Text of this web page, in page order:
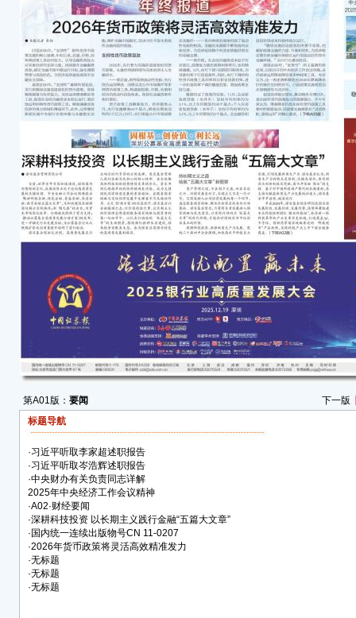
第A01版： 要闻
下一版
标题导航
·习近平听取李家超述职报告
·习近平听取岑浩辉述职报告
·中央财办有关负责同志详解
2025年中央经济工作会议精神
·A02·财经要闻
·深耕科技投资 以长期主义践行金融“五篇大文章”
· 国内统一连续出版物号CN 11-0207
·2026年货币政策将灵活高效精准发力
·无标题
·无标题
·无标题
习近
届特
国家
法会
区建
官和
习近
五”
不移
家“十
适度
国家
李
等参